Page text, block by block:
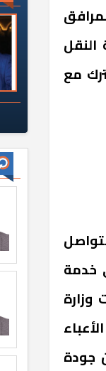
مع
خدمة
جودة